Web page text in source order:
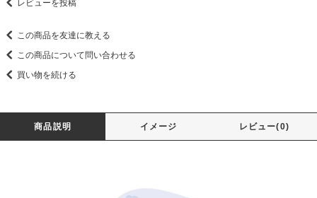
レビューを投稿
この商品を友達に教える
この商品について問い合わせる
買い物を続ける
商品説明 イメージ レビュー(0)